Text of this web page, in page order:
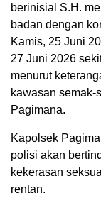
berinisial S.H.
badan dengan
Kamis, 25 Juni
27 Juni 2026
menurut
kawasan semak-
Pagimana.
Kapolsek
polisi akan
kekerasan
rentan.